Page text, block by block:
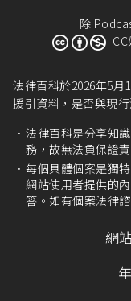
除
法律百科於2026年5月
援引資料，是否與現
法律百科是分享知
務，故無法負保證責
每個具體個案是獨
網站使用者提供的
答。如有個案法律
網